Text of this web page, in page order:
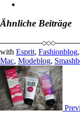
Ähnliche Beiträge
with Esprit, Fashionblog,
Mac, Modeblog,
Post
navigation